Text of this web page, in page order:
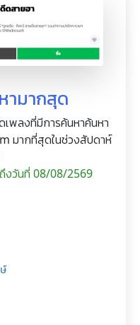
ามากสุด
พลงที่มีการค้นหาค้นหา
มากที่สุดในช่วงสัปดาห์
งวันที่ 08/08/2569